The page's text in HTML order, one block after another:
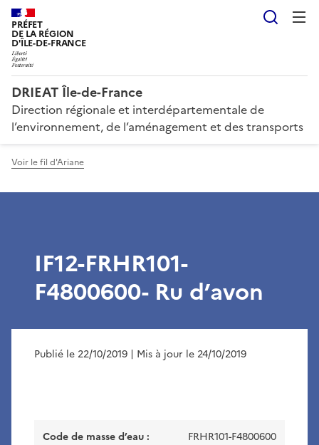
PRÉFET
DE LA RÉGION
D'ÎLE-DE-FRANCE
DRIEAT Île-de-France
Direction régionale et interdépartementale de
l’environnement, de l’aménagement et des transports
Voir le fil d'Ariane
IF12-FRHR101-
F4800600- Ru d’avon
Publié le 22/10/2019 | Mis à jour le 24/10/2019
Code de masse d’eau : FRHR101-F4800600